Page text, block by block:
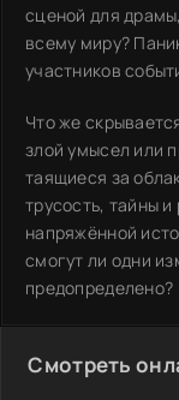
сценой для
всему миру?
участников
Что же
злой умысел или
таящиеся за
трусость, тайны
напряжённой
смогут ли одни
предопределено?
Смотреть